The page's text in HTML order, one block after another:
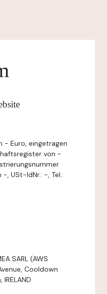
- Euro, eingetragen
von -
-, USt-IdNr.: -, Tel.:
SARL (AWS
Cooldown